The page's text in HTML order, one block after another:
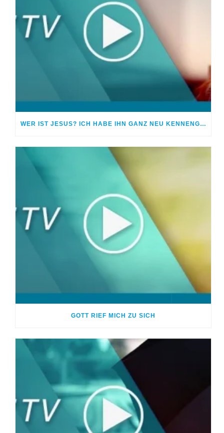
WER IST JESUS? ICH HABE IHN GANZ NEU KENNENGELERNT
GOTT RIEF MICH ZU SICH